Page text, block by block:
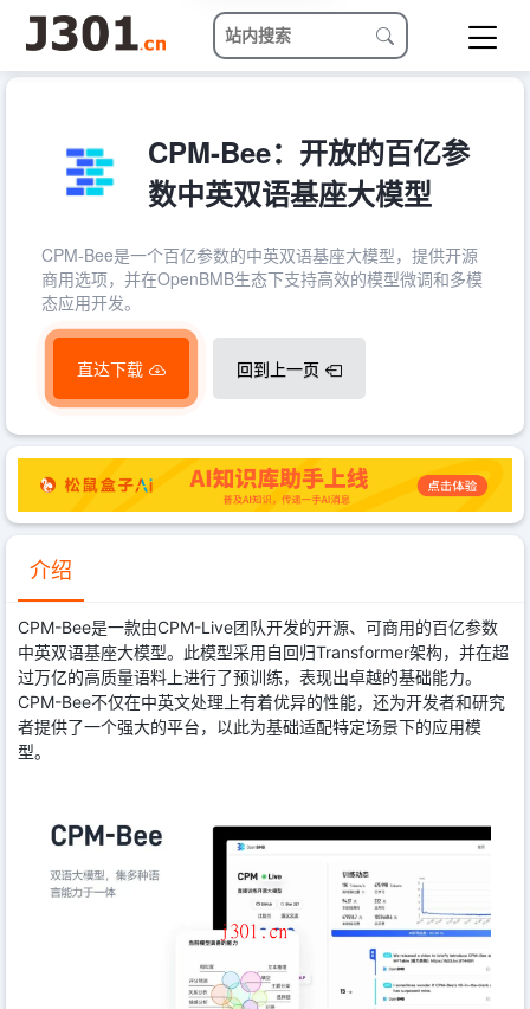
CPM-Bee：开放的百亿参
数中英双语基座大模型
CPM-Bee是一个百亿参数的中英双语基座大模型，提供开源
商用选项，并在OpenBMB生态下支持高效的模型微调和多模
态应用开发。
直达下载 回到上一页
介绍
CPM-Bee是一款由CPM-Live团队开发的开源、可商用的百亿参数
中英双语基座大模型。此模型采用自回归Transformer架构，并在超
过万亿的高质量语料上进行了预训练，表现出卓越的基础能力。
CPM-Bee不仅在中英文处理上有着优异的性能，还为开发者和研究
者提供了一个强大的平台，以此为基础适配特定场景下的应用模
型。